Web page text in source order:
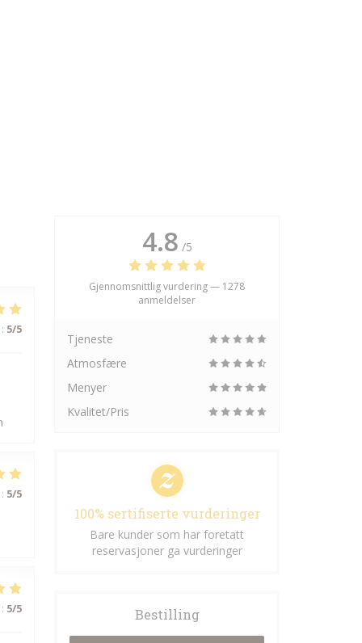
: 5/5
: 5/5
: 5/5
4.8 /5
Gjennomsnittlig vurdering — 1278
anmeldelser
Tjeneste
Atmosfære
Menyer
Kvalitet/Pris
100% sertifiserte vurderinger
Bare kunder som har foretatt
reservasjoner ga vurderinger
Bestilling